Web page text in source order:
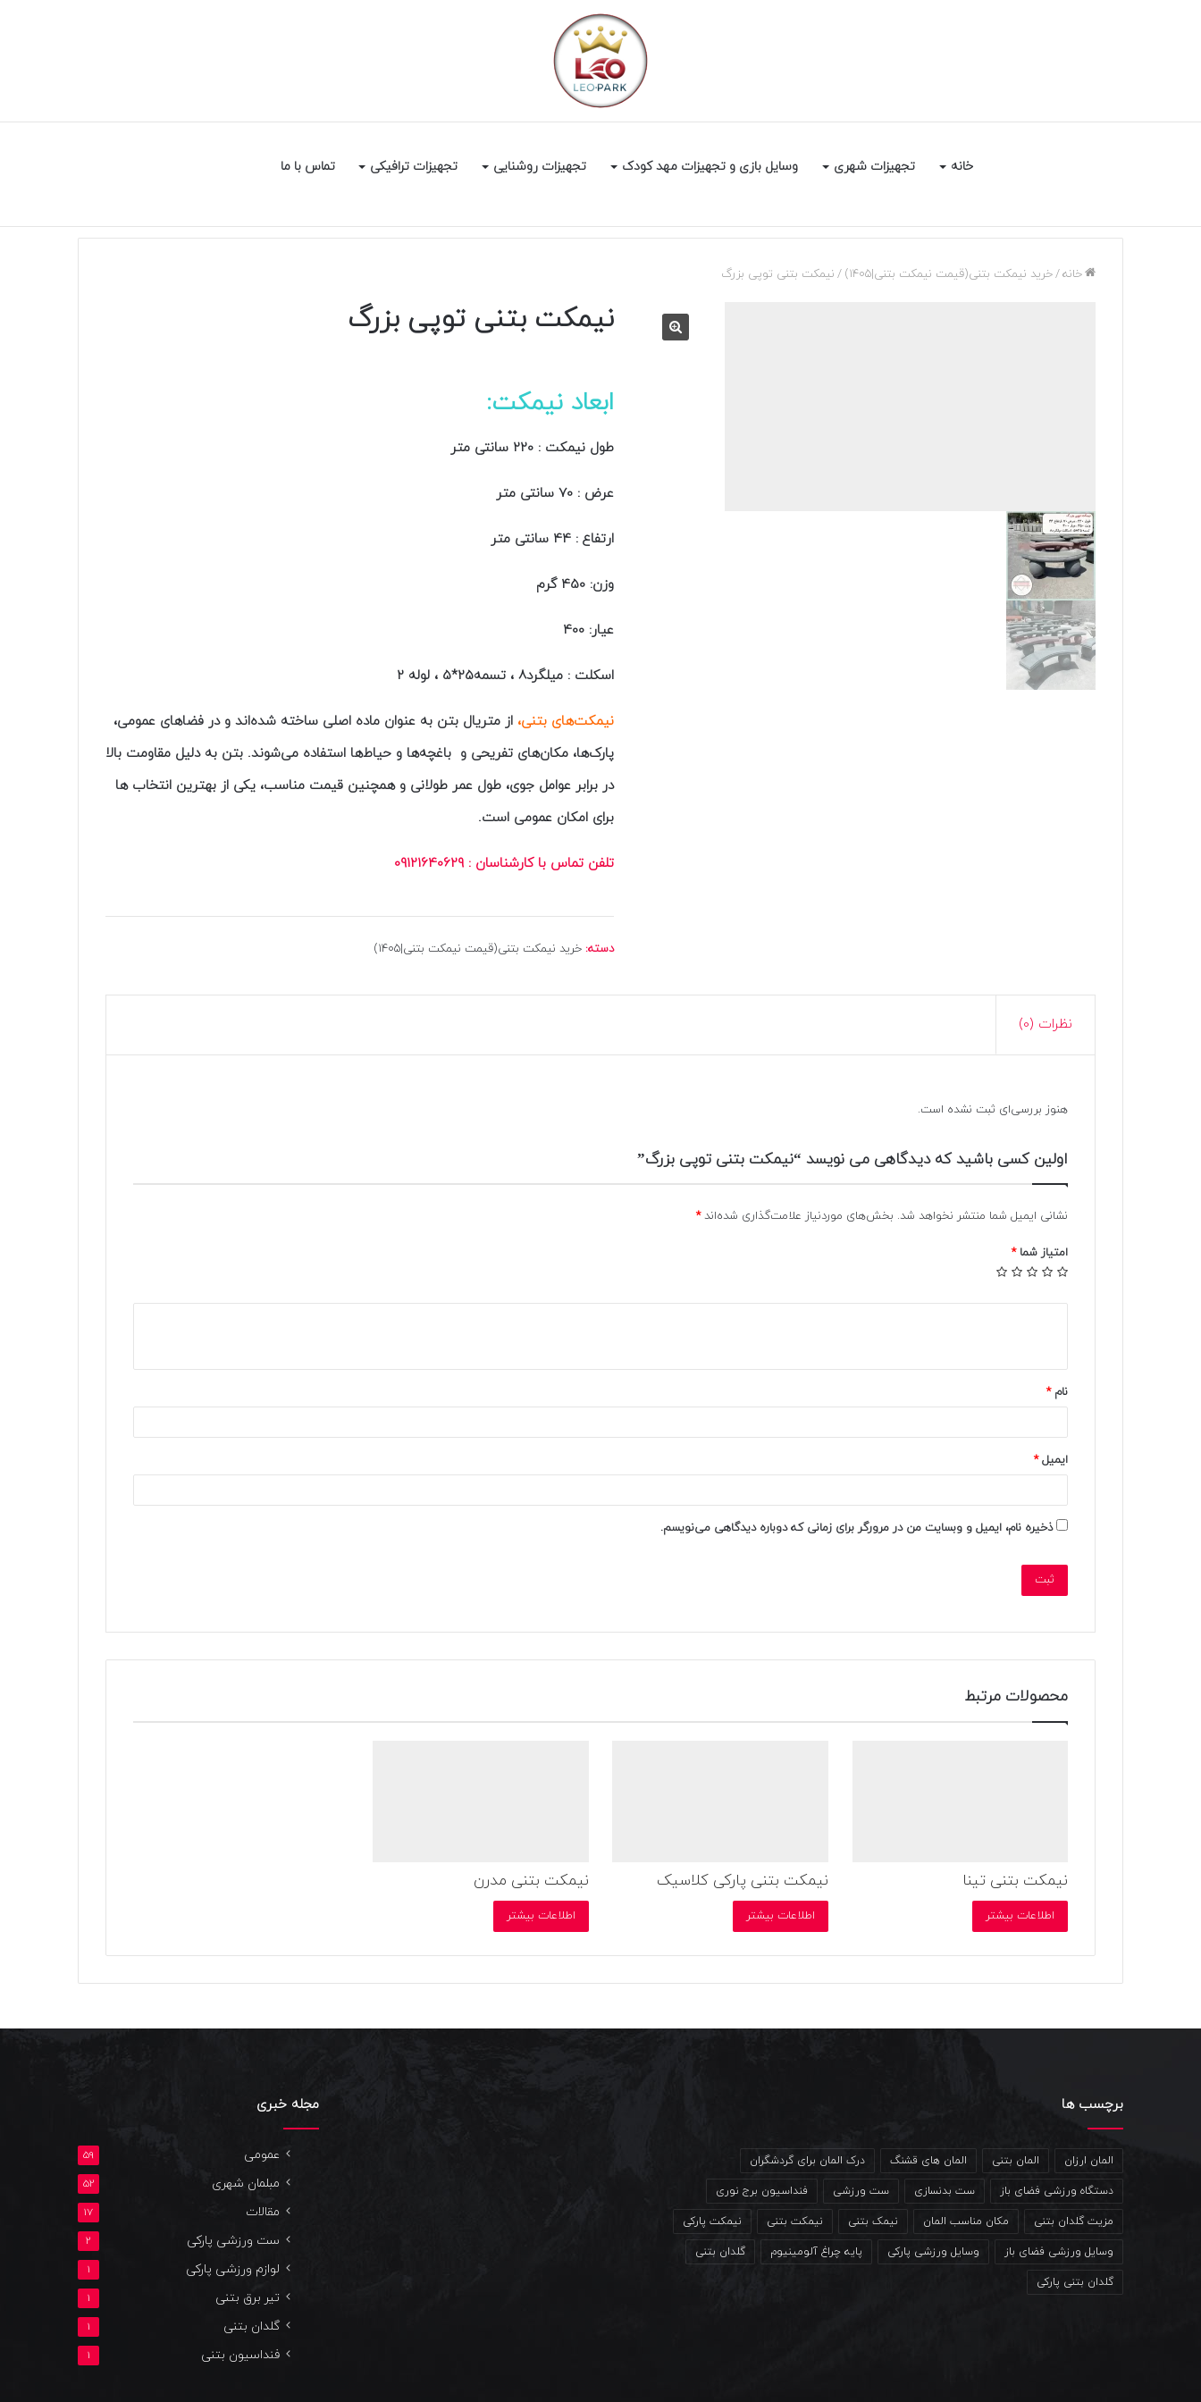
خانه تجهیزات شهری وسایل بازی و تجهیزات مهد کودک تجهیزات روشنایی تجهیزات ترافیکی تماس با ما
خانه/خرید نیمکت بتنی(قیمت نیمکت بتنی|1405) / نیمکت بتنی توپی بزرگ
نیمکت بتنی توپی بزرگ
ابعاد نیمکت:
طول نیمکت : 220 سانتی متر
عرض : 70 سانتی متر
ارتفاع : 44 سانتی متر
وزن: 450 گرم
عیار: 400
اسکلت : میلگرد8 ، تسمه25*5 ، لوله 2
نیمکت‌های بتنی، از متریال بتن به عنوان ماده اصلی ساخته شده‌اند و در فضاهای عمومی،
پارک‌ها، مکان‌های تفریحی و باغچه‌ها و حیاط‌ها استفاده می‌شوند. بتن به دلیل مقاومت بالا
در برابر عوامل جوی، طول عمر طولانی و همچنین قیمت مناسب، یکی از بهترین انتخاب ها
برای امکان عمومی است.
تلفن تماس با کارشناسان : 09121640629
دسته: خرید نیمکت بتنی(قیمت نیمکت بتنی|1405)
نظرات (0)
هنوز بررسی‌ای ثبت نشده است.
اولین کسی باشید که دیدگاهی می نویسد “نیمکت بتنی توپی بزرگ”
نشانی ایمیل شما منتشر نخواهد شد. بخش‌های موردنیاز علامت‌گذاری شده‌اند*
امتیاز شما*
د
گ
ش
م
ا
نام*
ایمیل*
ذخیره نام، ایمیل و وبسایت من در مرورگر برای زمانی که دوباره دیدگاهی می‌نویسم.
محصولات مرتبط
نیمکت بتنی تینا
اطلاعات بیشتر
نیمکت بتنی پارکی کلاسیک
اطلاعات بیشتر
نیمکت بتنی مدرن
اطلاعات بیشتر
برچسب ها
المان ارزان المان بتنی المان های قشنگ درک المان برای گردشگران
دستگاه ورزشی فضای باز ست بدنسازی ست ورزشی فنداسیون برج نوری
مزیت گلدان بتنی مکان مناسب المان نیمک بتنی نیمکت بتنی نیمکت پارکی
وسایل ورزشی فضای باز وسایل ورزشی پارکی پایه چراغ آلومینیوم گلدان بتنی
گلدان بتنی پارکی
مجله خبری
عمومی 59
مبلمان شهری 52
مقالات 17
ست ورزشی پارکی 2
لوازم ورزشی پارکی 1
تیر برق بتنی 1
گلدان بتنی 1
فنداسیون بتنی 1